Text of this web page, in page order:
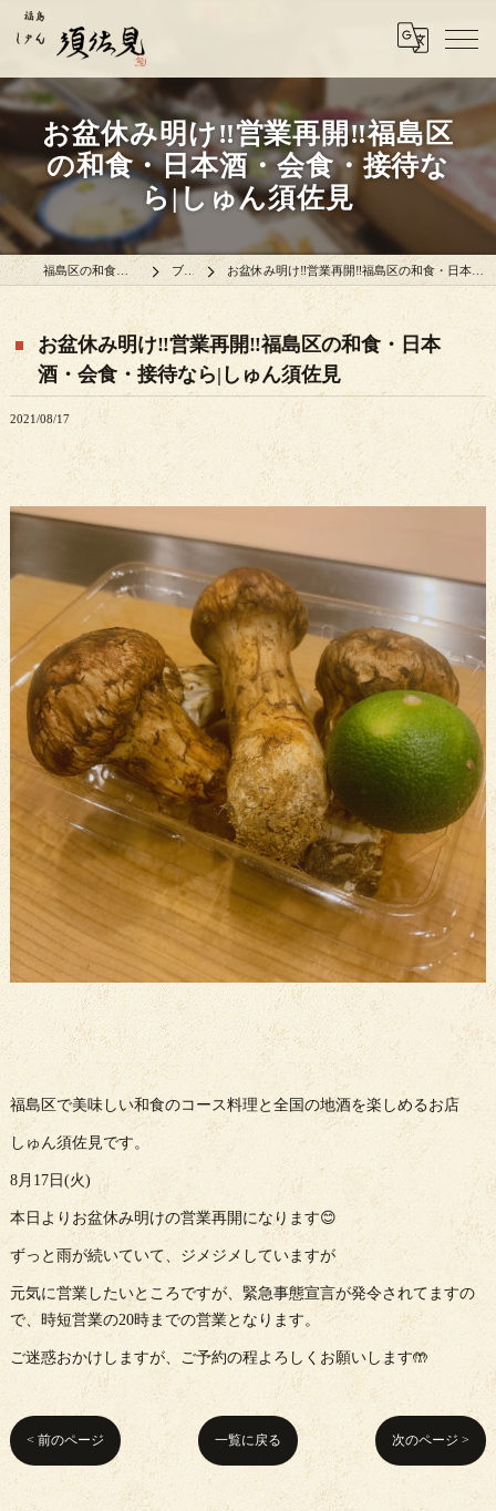
お盆休み明け‼︎営業再開‼︎福島区
の和食・日本酒・会食・接待な
ら|しゅん須佐見
福島区の和食はしゅん須佐見 ブログ お盆休み明け‼︎営業再開‼︎福島区の和食・日本酒・会食・接待なら|しゅん須佐見
お盆休み明け‼︎営業再開‼︎福島区の和食・日本
酒・会食・接待なら|しゅん須佐見
2021/08/17
福島区で美味しい和食のコース料理と全国の地酒を楽しめるお店
しゅん須佐見です。
8月17日(火)
本日よりお盆休み明けの営業再開になります😊
ずっと雨が続いていて、ジメジメしていますが
元気に営業したいところですが、緊急事態宣言が発令されてますの
で、時短営業の20時までの営業となります。
ご迷惑おかけしますが、ご予約の程よろしくお願いします🤲
< 前のページ 一覧に戻る 次のページ >